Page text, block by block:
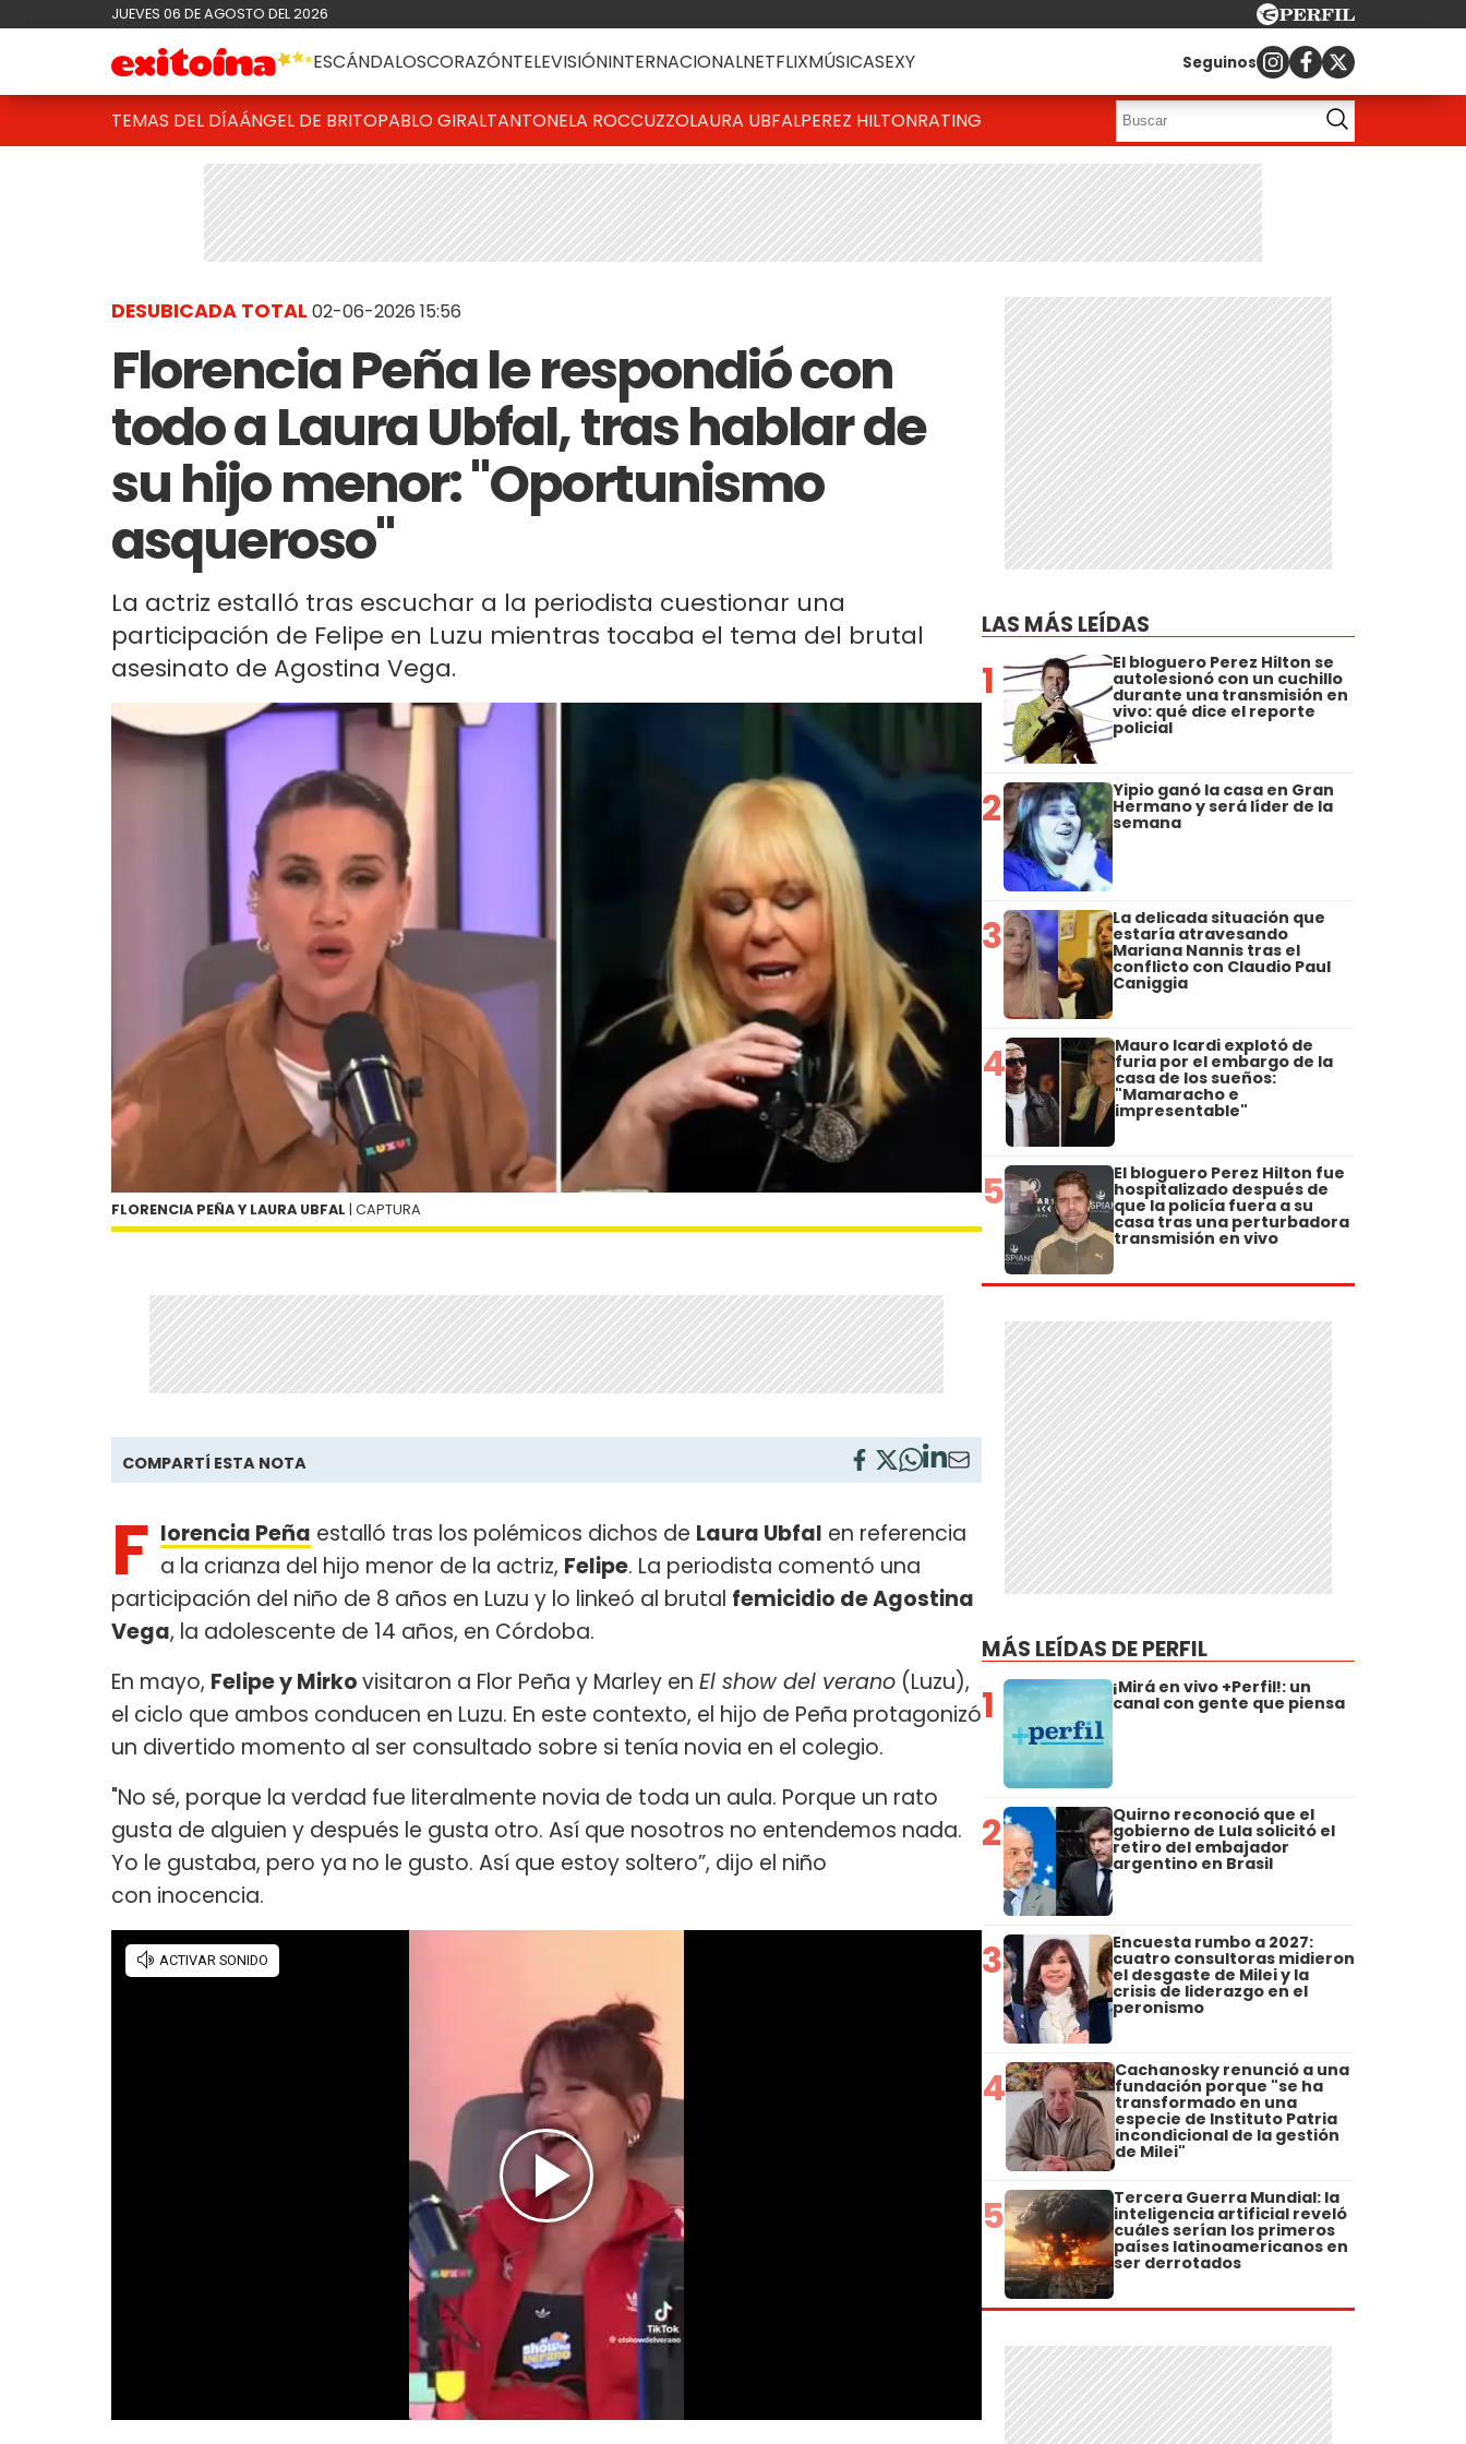
JUEVES 06 DE AGOSTO DEL 2026
ESCÁNDALOSCORAZÓNTELEVISIÓNINTERNACIONALNETFLIXMÚSICASEXY Seguinos
TEMAS DEL DÍAÁNGEL DE BRITOPABLO GIRALTANTONELA ROCCUZZOLAURA UBFALPEREZ HILTONRATING
DESUBICADA TOTAL 02-06-2026 15:56
Florencia Peña le respondió con
todo a Laura Ubfal, tras hablar de
su hijo menor: "Oportunismo
asqueroso"
La actriz estalló tras escuchar a la periodista cuestionar una
participación de Felipe en Luzu mientras tocaba el tema del brutal
asesinato de Agostina Vega.
FLORENCIA PEÑA Y LAURA UBFAL | CAPTURA
COMPARTÍ ESTA NOTA
F lorencia Peña estalló tras los polémicos dichos de Laura Ubfal en referencia
a la crianza del hijo menor de la actriz, Felipe. La periodista comentó una
participación del niño de 8 años en Luzu y lo linkeó al brutal femicidio de Agostina
Vega, la adolescente de 14 años, en Córdoba.
En mayo, Felipe y Mirkovisitaron a Flor Peña y Marley en El show del verano (Luzu),
el ciclo que ambos conducen en Luzu. En este contexto, el hijo de Peña protagonizó
un divertido momento al ser consultado sobre si tenía novia en el colegio.
"No sé, porque la verdad fue literalmente novia de toda un aula. Porque un rato
gusta de alguien y después le gusta otro. Así que nosotros no entendemos nada.
Yo le gustaba, pero ya no le gusto. Así que estoy soltero”, dijo el niño
con inocencia.
LAS MÁS LEÍDAS
1 El bloguero Perez Hilton se
autolesionó con un cuchillo
durante una transmisión en
vivo: qué dice el reporte
policial
2 Yipio ganó la casa en Gran
Hermano y será líder de la
semana
3 La delicada situación que
estaría atravesando
Mariana Nannis tras el
conflicto con Claudio Paul
Caniggia
4 Mauro Icardi explotó de
furia por el embargo de la
casa de los sueños:
"Mamaracho e
impresentable"
5 El bloguero Perez Hilton fue
hospitalizado después de
que la policía fuera a su
casa tras una perturbadora
transmisión en vivo
MÁS LEÍDAS DE PERFIL
1 ¡Mirá en vivo +Perfil!: un
canal con gente que piensa
2 Quirno reconoció que el
gobierno de Lula solicitó el
retiro del embajador
argentino en Brasil
3 Encuesta rumbo a 2027:
cuatro consultoras midieron
el desgaste de Milei y la
crisis de liderazgo en el
peronismo
4 Cachanosky renunció a una
fundación porque "se ha
transformado en una
especie de Instituto Patria
incondicional de la gestión
de Milei"
5 Tercera Guerra Mundial: la
inteligencia artificial reveló
cuáles serían los primeros
países latinoamericanos en
ser derrotados